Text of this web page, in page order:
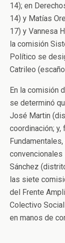
14); en
14) y Matías
17) y Vannesa
la comisión
Político se
Catrileo
En la comisión
se determinó
José Martin
coordinación; y,
Sánchez
las siete
del Frente
Colectivo
en manos de